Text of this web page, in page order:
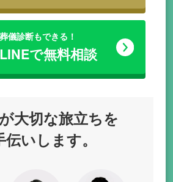
葬儀診断もできる！
LINEで無料相談
大切な旅立ちを
伝いします。